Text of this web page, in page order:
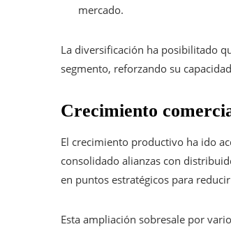
mercado.
La diversificación ha posibilitado
segmento, reforzando su
Crecimiento
El crecimiento productivo ha ido
consolidado alianzas con
en puntos estratégicos para
Esta ampliación sobresale por